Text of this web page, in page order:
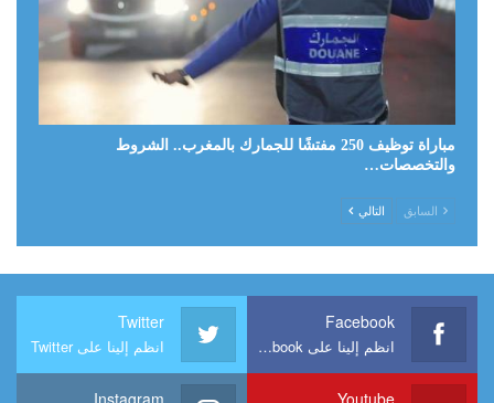
مباراة توظيف 250 مفتشًا للجمارك بالمغرب.. الشروط
والتخصصات…
السابق التالي
Facebook
انظم إلينا على Facebook
Twitter
انظم إلينا على Twitter